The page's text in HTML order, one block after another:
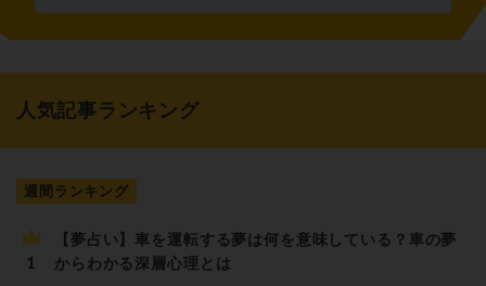
人気記事ランキング
週間ランキング
【夢占い】車を運転する夢は何を意味している？車の夢
からわかる深層心理とは